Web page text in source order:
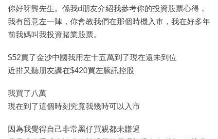
你好呀龔先生。係我d朋友介紹我參考你的投資股票心得，
我有留意左一陣，你會教我們在那個時機入市，我在好多年
前我媽叫我投資賭業股票。
$52買了金沙中國我用左十五萬到了現在還未到位
近排又聽朋友講在$420買左騰訊控股
我買了八萬
現在到了這個時刻究竟我幾時可以入市
因為我覺得自己非常黑仔買親都未賺過